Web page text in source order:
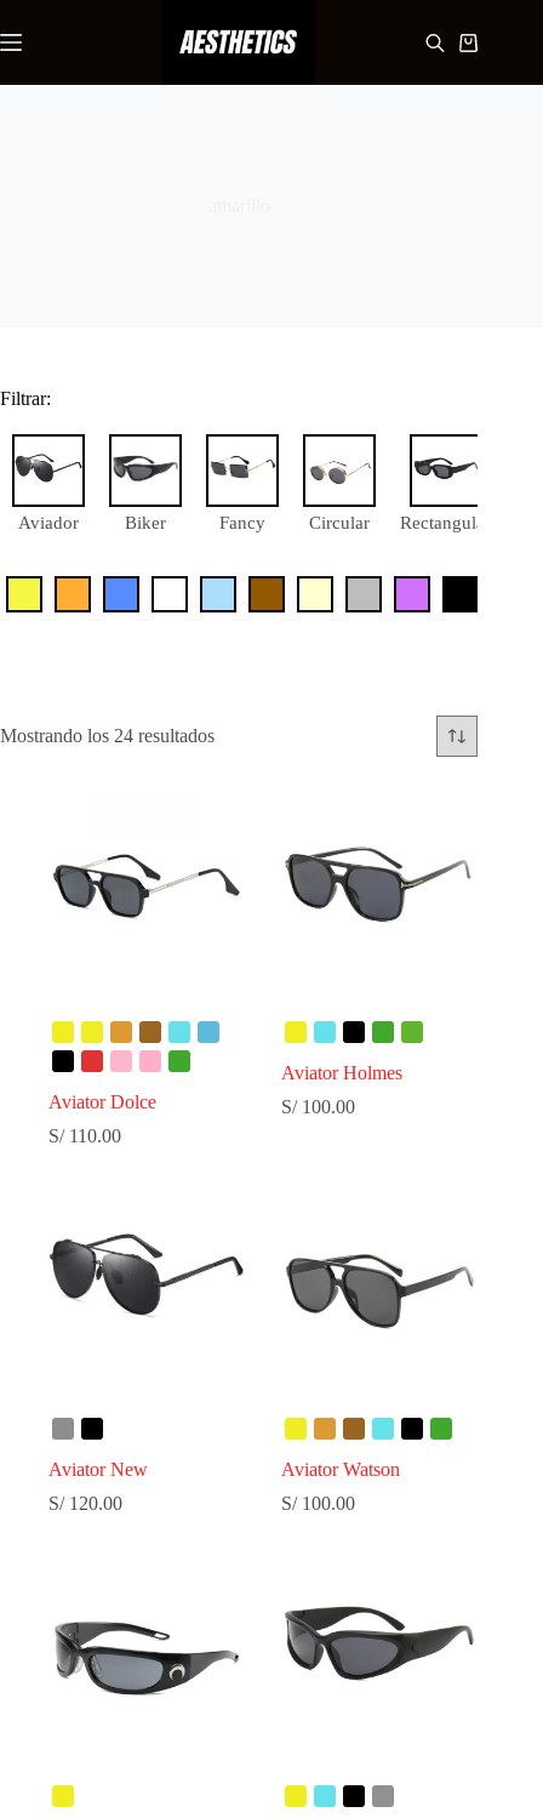
al
contenido
Carro
Mostrando los 24 resultados
Aviator Dolce
S/110.00
Aviator Holmes
S/100.00
Aviator New
S/120.00
Aviator Watson
S/100.00
Filtrar:
Aviador Biker Fancy Circular Rectangular